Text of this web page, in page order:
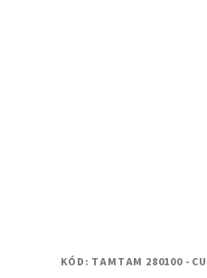
KÓD: TAMTAM 280100 -